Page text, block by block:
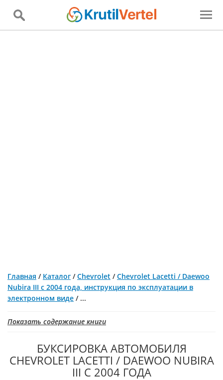
Главная / Каталог /Chevrolet /Chevrolet Lacetti / Daewoo
Nubira III с 2004 года, инструкция по эксплуатации в
электронном виде / ...
Показать содержание книги
БУКСИРОВКА АВТОМОБИЛЯ
CHEVROLET LACETTI / DAEWOO NUBIRA
III С 2004 ГОДА